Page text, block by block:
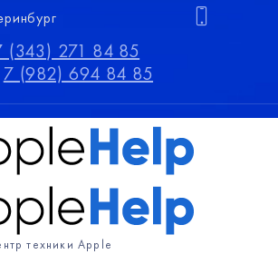
(343) 271 84 85
7 (982) 694 84 85
техники Apple